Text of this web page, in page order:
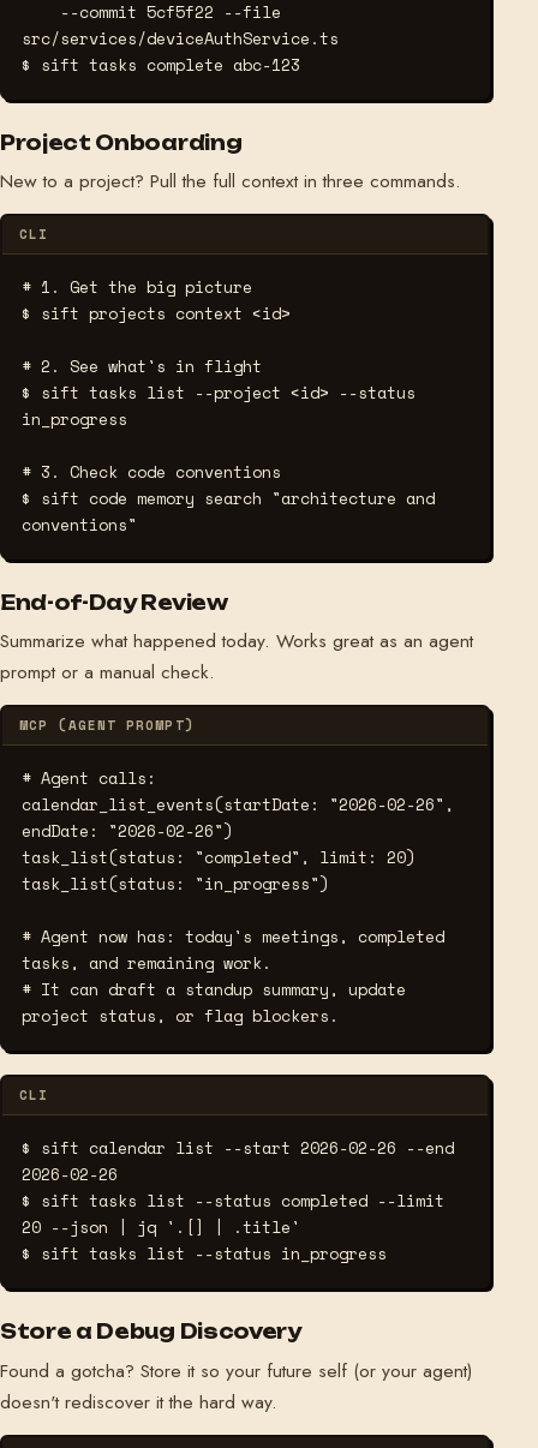
src/services/deviceAuthService.ts
$ sift tasks complete abc-123
Project Onboarding
New to a project? Pull the full context in three commands.
CLI
# 1. Get the big picture
$ sift projects context <id>
# 2. See what's in flight
$ sift tasks list --project <id> --status
in_progress
# 3. Check code conventions
$ sift code memory search "architecture and
conventions"
End-of-Day Review
Summarize what happened today. Works great as an agent
prompt or a manual check.
MCP (AGENT PROMPT)
# Agent calls:
calendar_list_events(startDate: "2026-02-26",
endDate: "2026-02-26")
task_list(status: "completed", limit: 20)
task_list(status: "in_progress")
# Agent now has: today's meetings, completed
tasks, and remaining work.
# It can draft a standup summary, update
project status, or flag blockers.
CLI
$ sift calendar list --start 2026-02-26 --end
2026-02-26
$ sift tasks list --status completed --limit
20 --json | jq '.[] | .title'
$ sift tasks list --status in_progress
Store a Debug Discovery
Found a gotcha? Store it so your future self (or your agent)
doesn't rediscover it the hard way.